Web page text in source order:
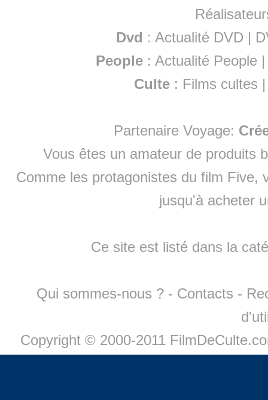
Dvd : Actualité DVD |
People :Actualité People
Culte : Films cultes
Partenaire Voyage:
Vous êtes un amateur de produits
Comme les protagonistes du film Five,
jusqu'à acheter
Ce site est listé dans la
Qui sommes-nous ? - Contacts -
Copyright © 2000-2011